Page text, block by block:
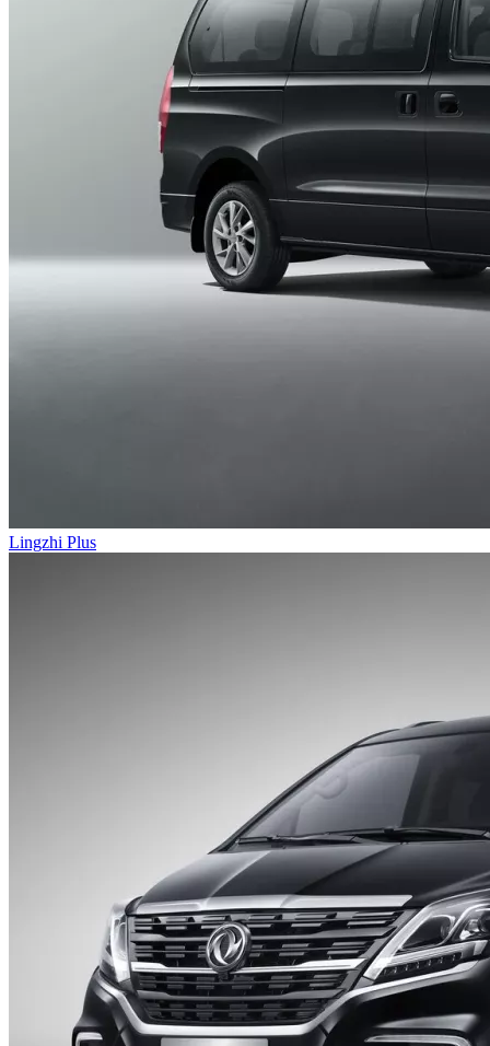
Lingzhi Plus